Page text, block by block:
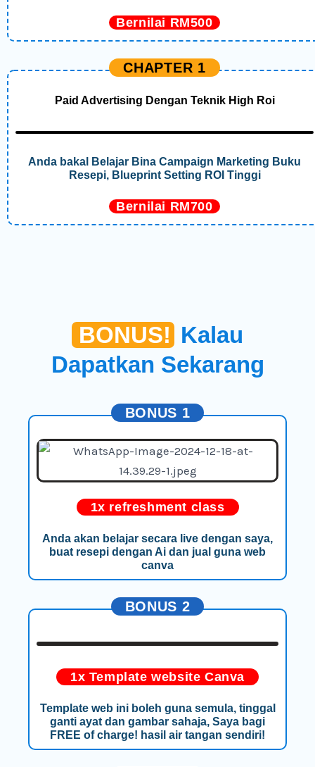
Bernilai RM500
CHAPTER 1
Paid Advertising Dengan Teknik High Roi
Anda bakal Belajar Bina Campaign Marketing Buku
Resepi, Blueprint Setting ROI Tinggi
Bernilai RM700
BONUS! Kalau
Dapatkan Sekarang
BONUS 1
1x refreshment class
Anda akan belajar secara live dengan saya,
buat resepi dengan Ai dan jual guna web
canva
BONUS 2
1x Template website Canva
Template web ini boleh guna semula, tinggal
ganti ayat dan gambar sahaja, Saya bagi
FREE of charge! hasil air tangan sendiri!